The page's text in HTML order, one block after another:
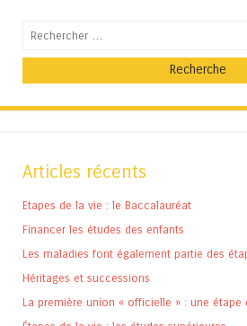
Recherche
Articles récents
Etapes de la vie : le Baccalauréat
Financer les études des enfants
Les maladies font également partie des
Héritages et successions
La première union « officielle » : une étape